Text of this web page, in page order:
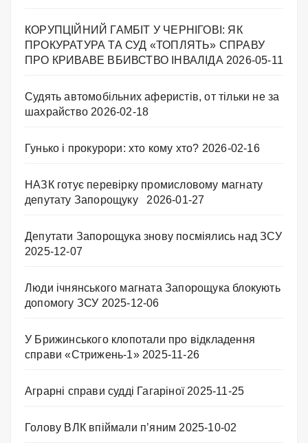
КОРУПЦІЙНИЙ ГАМБІТ У ЧЕРНІГОВІ: ЯК
ПРОКУРАТУРА ТА СУД «ТОПЛЯТЬ» СПРАВУ
ПРО КРИВАВЕ ВБИВСТВО ІНВАЛІДА 2026-05-11
Судять автомобільних аферистів, от тільки не за
шахрайство 2026-02-18
Гунько і прокурори: хто кому хто? 2026-02-16
НАЗК готує перевірку промисловому магнату
депутату Запорощуку
2026-01-27
Депутати Запорощука знову посміялись над ЗСУ
2025-12-07
Люди ічнянського магната Запорощука блокують
допомогу ЗСУ 2025-12-06
У Брижинського клопотали про відкладення
справи «Стрижень-1» 2025-11-26
Аграрні справи судді Гагаріної 2025-11-25
Голову ВЛК впіймали п’яним 2025-10-02